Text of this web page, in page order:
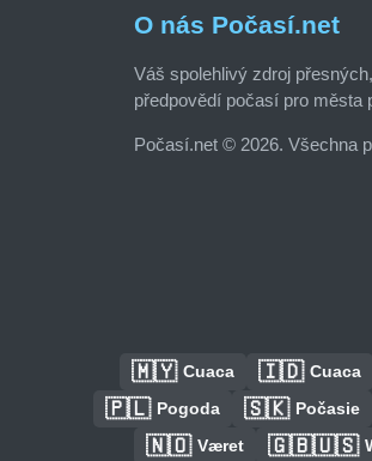
O nás Počasí.net
Váš spolehlivý zdroj
předpovědí počasí pro města
Počasí.net © 2026. Všechna
🇲🇾 Cuaca 🇮🇩 Cuaca
🇵🇱 Pogoda 🇸🇰 Počasie
🇳🇴 Været 🇬🇧🇺🇸